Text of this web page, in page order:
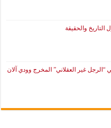
“الرجل غير العقلاني” المخرج وودي آلان